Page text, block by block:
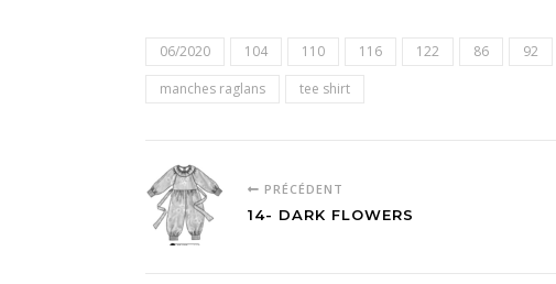
06/2020 104 110 116 122 86 92
manches raglans
tee shirt
PRÉCÉDENT
14- DARK FLOWERS